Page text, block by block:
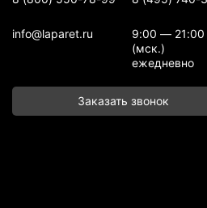
info@laparet.ru
9:00 — 21:00
(мск.)
ежедневно
Заказать звонок